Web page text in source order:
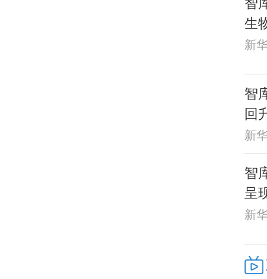
生
新
智库
回
新
智
呈
新